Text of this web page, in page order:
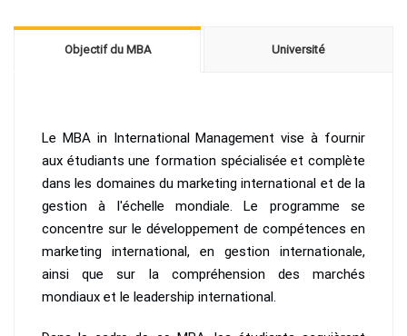
Objectif du MBA Université
Le MBA in International Management vise à fournir
aux étudiants une formation spécialisée et complète
dans les domaines du marketing international et de la
gestion à l'échelle mondiale. Le programme se
concentre sur le développement de compétences en
marketing international, en gestion internationale,
ainsi que sur la compréhension des marchés
mondiaux et le leadership international.